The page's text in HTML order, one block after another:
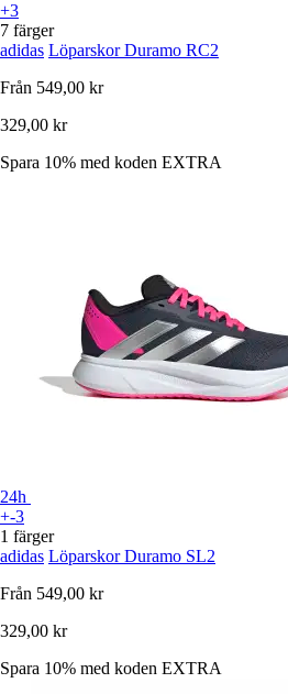
+3
7 färger
adidas Löparskor Duramo RC2
Från 549,00 kr
329,00 kr
Spara 10% med koden EXTRA
24h
+-3
1 färger
adidas Löparskor Duramo SL2
Från 549,00 kr
329,00 kr
Spara 10% med koden EXTRA